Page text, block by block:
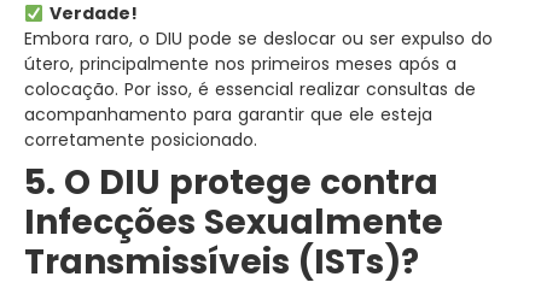
Verdade!
Embora raro, o DIU pode se deslocar ou ser expulso do
útero, principalmente nos primeiros meses após a
colocação. Por isso, é essencial realizar consultas de
acompanhamento para garantir que ele esteja
corretamente posicionado.
5. O DIU protege contra
Infecções Sexualmente
Transmissíveis (ISTs)?